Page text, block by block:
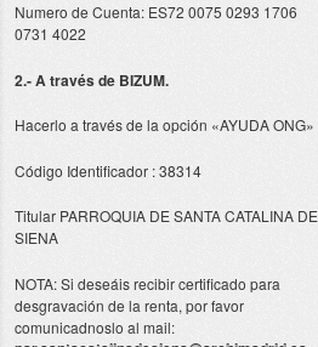
Numero de Cuenta: ES72 0075 0293 1706
0731 4022
2.- A través de BIZUM.
Hacerlo a través de la opción «AYUDA ONG»
Código Identificador : 38314
Titular PARROQUIA DE SANTA CATALINA DE
SIENA
NOTA: Si deseáis recibir certificado para
desgravación de la renta, por favor
comunicadnoslo al mail: